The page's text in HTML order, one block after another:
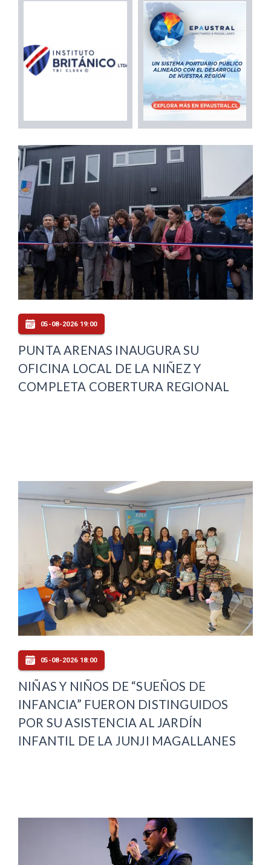
05-08-2026 19:00
PUNTA ARENAS INAUGURA SU
OFICINA LOCAL DE LA NIÑEZ Y
COMPLETA COBERTURA REGIONAL
05-08-2026 18:00
NIÑAS Y NIÑOS DE “SUEÑOS DE
INFANCIA” FUERON DISTINGUIDOS
POR SU ASISTENCIA AL JARDÍN
INFANTIL DE LA JUNJI MAGALLANES